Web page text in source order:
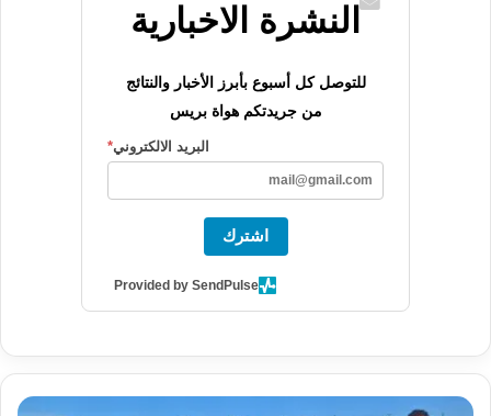
النشرة الاخبارية
للتوصل كل أسبوع بأبرز الأخبار والنتائج
من جريدتكم هواة بريس
البريد الالكتروني*
اشترك
Provided by SendPulse
ل